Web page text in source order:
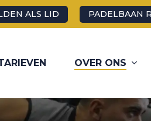
ALS LID PADELBAAN
OVER ONS